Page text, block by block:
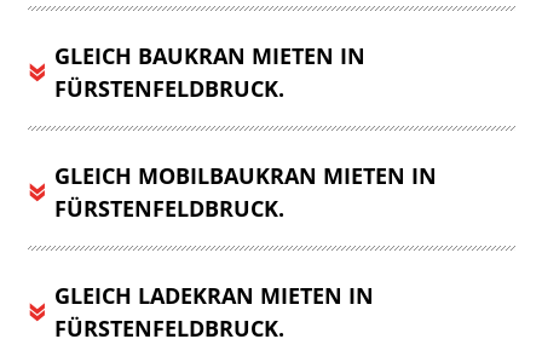
GLEICH BAUKRAN MIETEN IN
FÜRSTENFELDBRUCK.
GLEICH MOBILBAUKRAN MIETEN IN
FÜRSTENFELDBRUCK.
GLEICH LADEKRAN MIETEN IN
FÜRSTENFELDBRUCK.